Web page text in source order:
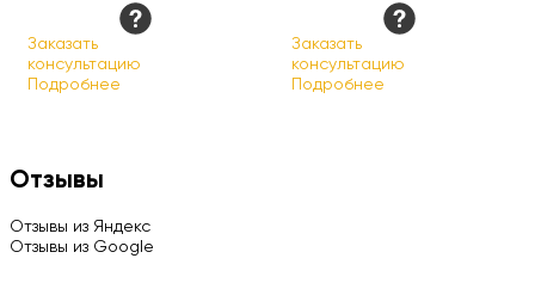
Заказать
консультацию
Подробнее
Заказать
консультацию
Подробнее
Отзывы
Отзывы из Яндекс
Отзывы из Google